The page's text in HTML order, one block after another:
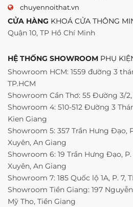
chuyennoithat.vn
CỬA HÀNG KHOÁ CỬA THÔNG
Quận 10, TP Hồ Chí Minh
HỆ THỐNG SHOWROOM PHỤ
Showroom HCM: 1559 đường 3
TP.HCM
Showroom Cần Thơ: 55 Đường 3/2,
Showroom 4: 510-512 Đường 3
Kien Giang
Showroom 5: 357 Trần Hưng Đạo,
Xuyên, An Giang
Showroom 6: 19 Trần Hưng Đạo,
Xuyên, An Giang
Showroom 7: 185 Quốc lộ 1A, P. 7,
Showroom Tiền Giang: 197
Mỹ Tho, Tiền Giang